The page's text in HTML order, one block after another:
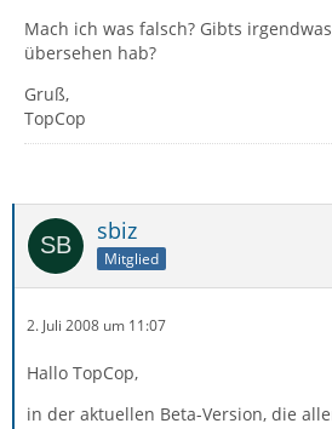
Mach ich was falsch? Gibts
übersehen hab?
Gruß,
TopCop
sbiz
Mitglied
2. Juli 2008 um 11:07
Hallo TopCop,
in der aktuellen Beta-Version, die